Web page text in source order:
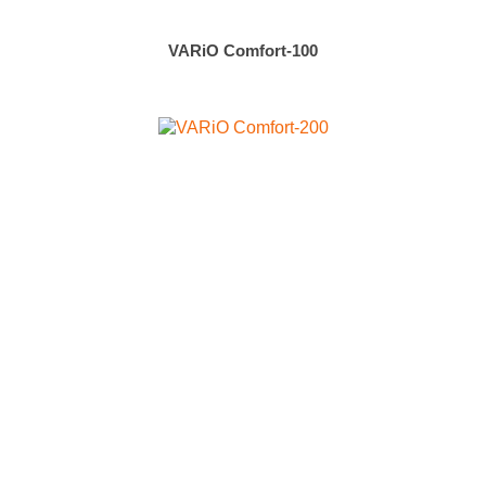
VARiO Comfort-100